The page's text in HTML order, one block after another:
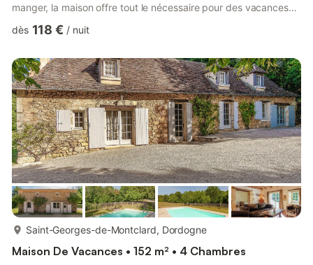
manger, la maison offre tout le nécessaire pour des vacances
jardin soigné et d'une terrasse meublée, idéale pour un café
comme un terrain de pétanque et une table de ping-pong
agrémenteront votre séjour, et deux animaux de c...
dès 118 € / nuit
Saint-Georges-de-Montclard, Dordogne
Maison De Vacances • 152 m² • 4 Chambres